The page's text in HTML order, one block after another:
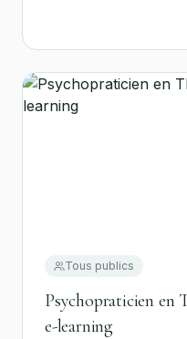
Tous publics
Psychopraticien en
e-learning